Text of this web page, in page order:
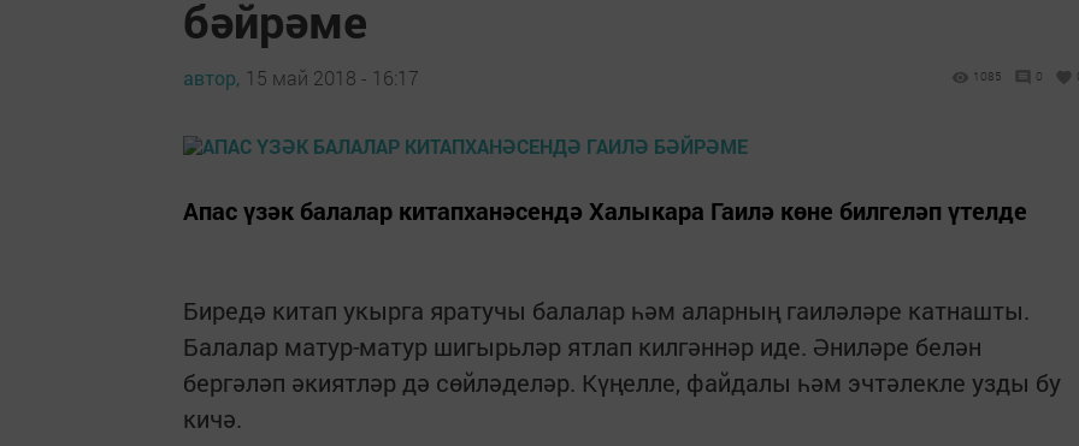
бәйрәме
автор, 15 май 2018 - 16:17 1085 0
Апас үзәк балалар китапханәсендә Халыкара Гаилә көне билгеләп үтелде
Биредә китап укырга яратучы балалар һәм аларның гаиләләре катнашты.
Балалар матур-матур шигырьләр ятлап килгәннәр иде. Әниләре белән
бергәләп әкиятләр дә сөйләделәр. Күңелле, файдалы һәм эчтәлекле узды бу
кичә.